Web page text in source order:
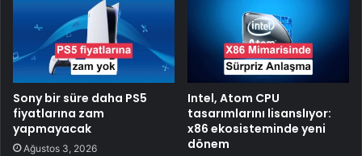
Sony bir süre daha PS5
fiyatlarına zam
yapmayacak
Ağustos 3, 2026
Intel, Atom CPU
tasarımlarını lisanslıyor:
x86 ekosisteminde yeni
dönem